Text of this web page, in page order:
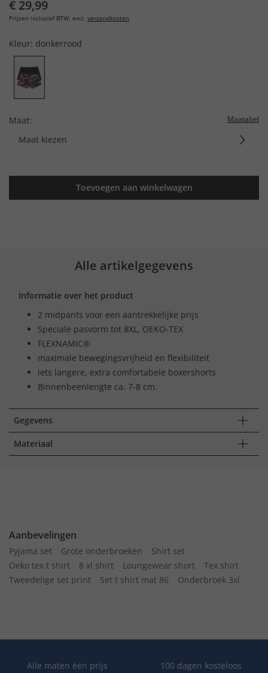
€ 29,99
Prijzen inclusief BTW, excl. verzendkosten
Kleur: donkerrood
Maat: Maatabel
Maat kiezen
Toevoegen aan winkelwagen
Alle artikelgegevens
Informatie over het product
2 midpants voor een aantrekkelijke prijs
Speciale pasvorm tot 8XL, OEKO-TEX
FLEXNAMIC®
maximale bewegingsvrijheid en flexibiliteit
iets langere, extra comfortabele boxershorts
Binnenbeenlengte ca. 7-8 cm.
Gegevens
Materiaal
Aanbevelingen
Pyjama set Grote onderbroeken
Shirt set
Oeko tex t shirt
8 xl shirt Loungewear short
Tex shirt
Tweedelige set print
Set t shirt mat 86 Onderbroek 3xl
Alle maten één prijs
100 dagen kosteloos